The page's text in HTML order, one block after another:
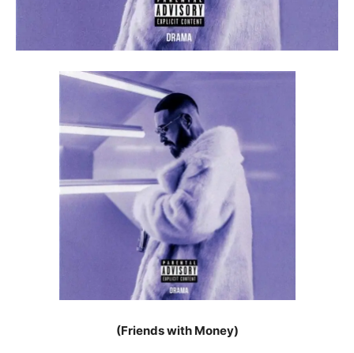
(Friends with Money)